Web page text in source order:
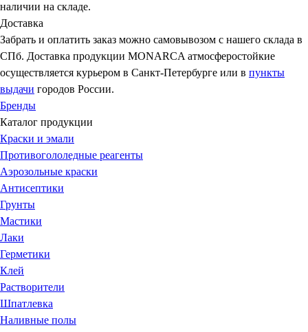
наличии на складе.
Доставка
Забрать и оплатить заказ можно самовывозом с нашего склада в
СПб. Доставка продукции MONARCA атмосферостойкие
осуществляется курьером в Санкт-Петербурге или в пункты
выдачи городов России.
Бренды
Каталог продукции
Краски и эмали
Противогололедные реагенты
Аэрозольные краски
Антисептики
Грунты
Мастики
Лаки
Герметики
Клей
Растворители
Шпатлевка
Наливные полы